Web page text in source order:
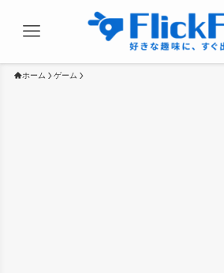
ホーム ゲーム